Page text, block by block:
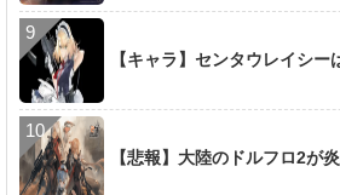
【キャラ】センタウレイシ
【悲報】大陸のドルフロ2が